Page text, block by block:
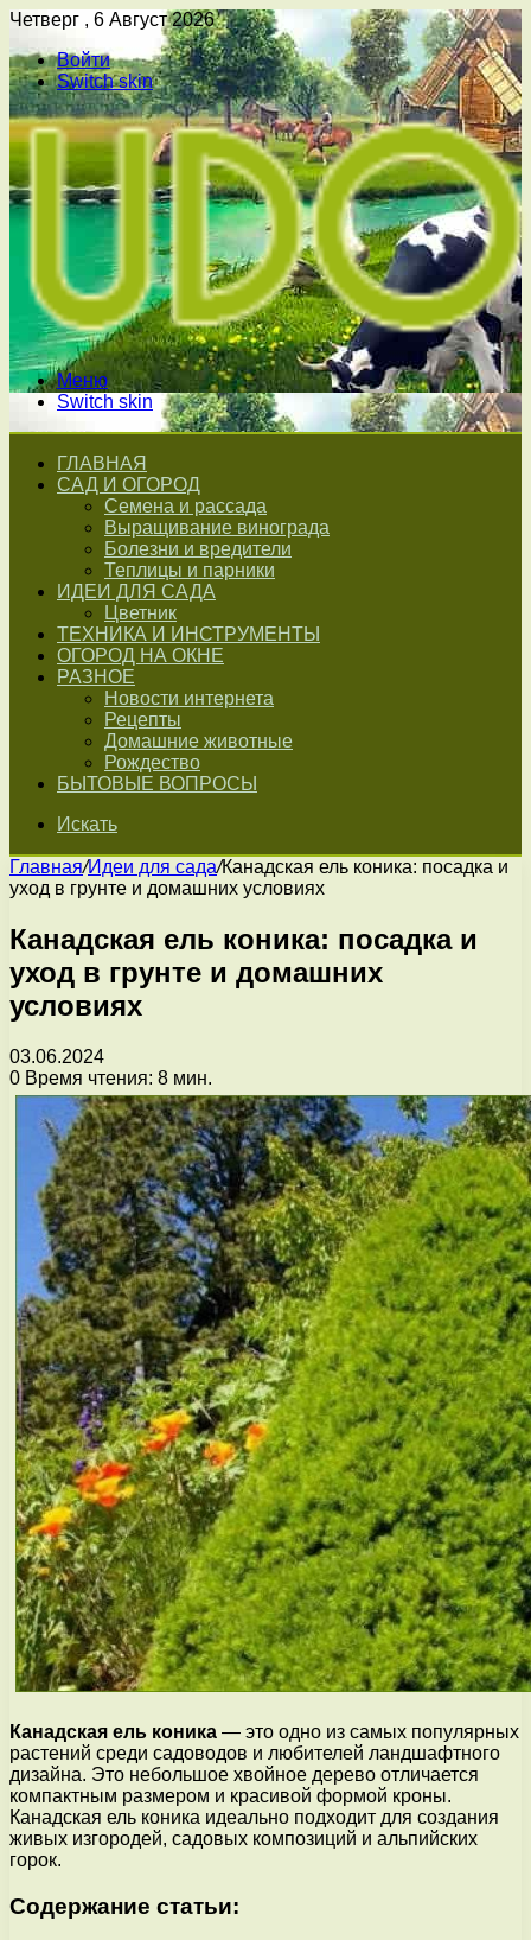
Четверг , 6 Август 2026
Войти
Switch skin
Меню
Switch skin
ГЛАВНАЯ
САД И ОГОРОД
Семена и рассада
Выращивание винограда
Болезни и вредители
Теплицы и парники
ИДЕИ ДЛЯ САДА
Цветник
ТЕХНИКА И ИНСТРУМЕНТЫ
ОГОРОД НА ОКНЕ
РАЗНОЕ
Новости интернета
Рецепты
Домашние животные
Рождество
БЫТОВЫЕ ВОПРОСЫ
Искать
Главная/Идеи для сада/Канадская ель коника: посадка и
уход в грунте и домашних условиях
Канадская ель коника: посадка и
уход в грунте и домашних
условиях
03.06.2024
0 Время чтения: 8 мин.
Канадская ель коника — это одно из самых популярных
растений среди садоводов и любителей ландшафтного
дизайна. Это небольшое хвойное дерево отличается
компактным размером и красивой формой кроны.
Канадская ель коника идеально подходит для создания
живых изгородей, садовых композиций и альпийских
горок.
Содержание статьи: